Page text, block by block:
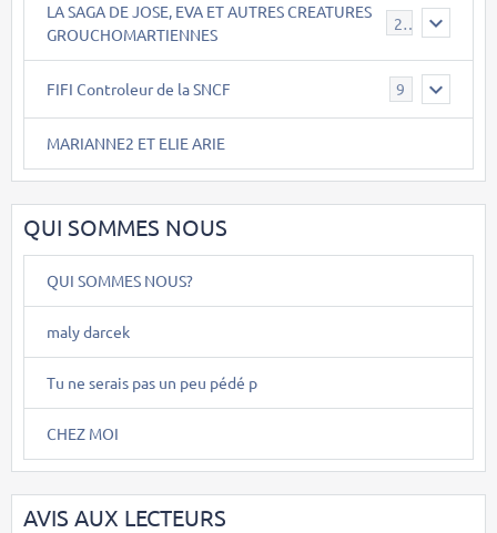
LA SAGA DE JOSE, EVA ET AUTRES CREATURES
GROUCHOMARTIENNES
26
FIFI Controleur de la SNCF 9
MARIANNE2 ET ELIE ARIE
QUI SOMMES NOUS
QUI SOMMES NOUS?
maly darcek
Tu ne serais pas un peu pédé p
CHEZ MOI
AVIS AUX LECTEURS